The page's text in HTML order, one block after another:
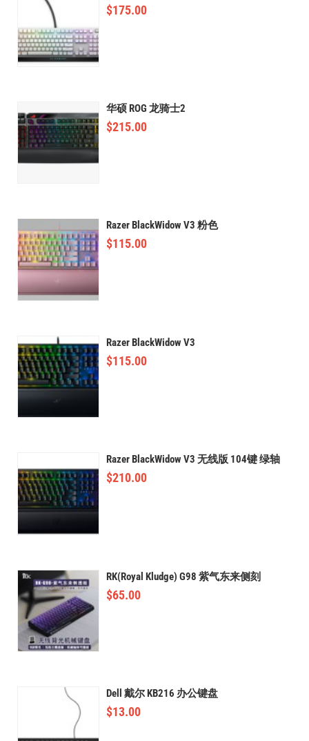
$175.00
华硕 ROG 龙骑士2
$215.00
Razer BlackWidow V3 粉色
$115.00
Razer BlackWidow V3
$115.00
Razer BlackWidow V3 无线版 104键 绿轴
$210.00
RK(Royal Kludge) G98 紫气东来侧刻
$65.00
Dell 戴尔 KB216 办公键盘
$13.00